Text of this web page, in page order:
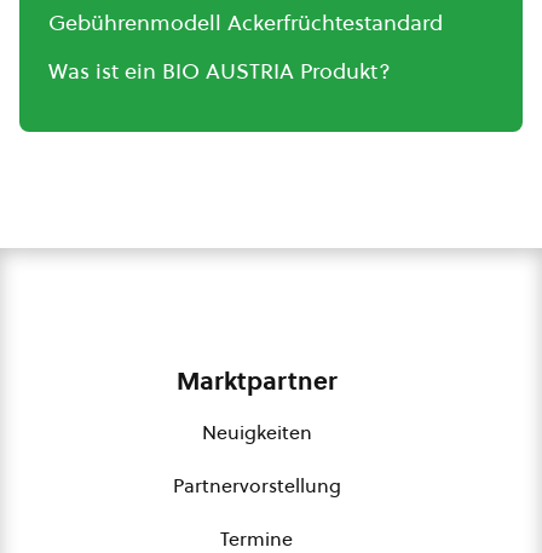
Gebührenmodell Ackerfrüchtestandard
Was ist ein BIO AUSTRIA Produkt?
Marktpartner
Neuigkeiten
Partnervorstellung
Termine